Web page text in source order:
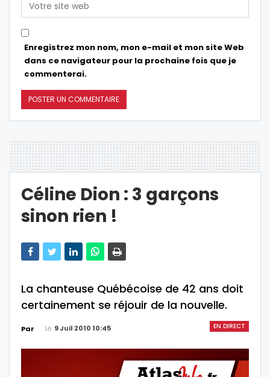
Enregistrez mon nom, mon e-mail et mon site Web
dans ce navigateur pour la prochaine fois que je
commenterai.
Céline Dion : 3 garçons
sinon rien !
La chanteuse Québécoise de 42 ans doit
certainement se réjouir de la nouvelle.
EN DIRECT
Par Le 9 Juil 2010 10:45